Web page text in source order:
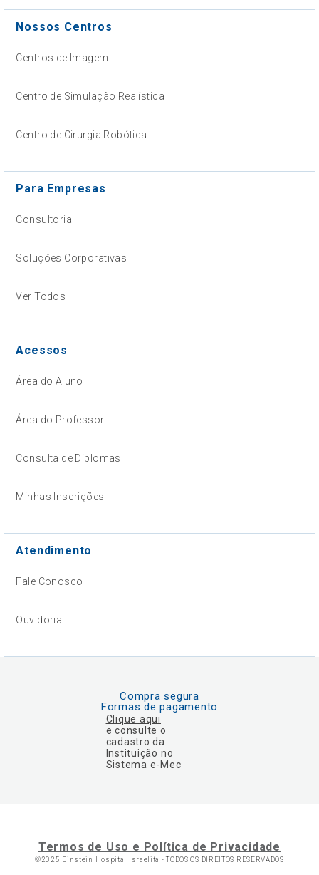
Nossos Centros
Centros de Imagem
Centro de Simulação Realística
Centro de Cirurgia Robótica
Para Empresas
Consultoria
Soluções Corporativas
Ver Todos
Acessos
Área do Aluno
Área do Professor
Consulta de Diplomas
Minhas Inscrições
Atendimento
Fale Conosco
Ouvidoria
Compra segura
Formas de pagamento
Clique aqui
e consulte o
cadastro da
Instituição no
Sistema e-Mec
Termos de Uso e Política de Privacidade
©2025 Einstein Hospital Israelita -TODOS OS DIREITOS RESERVADOS